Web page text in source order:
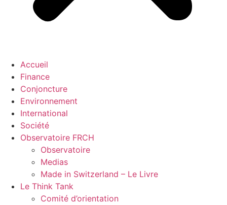
Accueil
Finance
Conjoncture
Environnement
International
Société
Observatoire FRCH
Observatoire
Medias
Made in Switzerland – Le Livre
Le Think Tank
Comité d’orientation